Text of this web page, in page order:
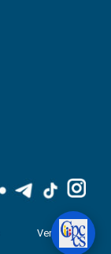
Ventanilla